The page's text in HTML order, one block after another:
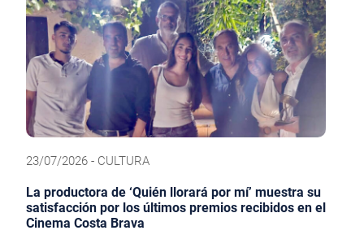
23/07/2026 - CULTURA
La productora de ‘Quién llorará por mí’ muestra su
satisfacción por los últimos premios recibidos en el
Cinema Costa Brava